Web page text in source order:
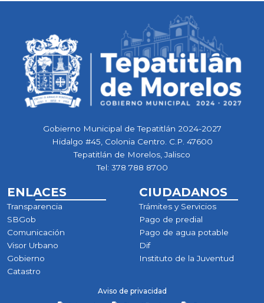
Gobierno Municipal de Tepatitlán 2024-2027
Hidalgo #45, Colonia Centro. C.P. 47600
Tepatitlán de Morelos, Jalisco
Tel: 378 788 8700
ENLACES
Transparencia
SBGob
Comunicación
Visor Urbano
Gobierno
Catastro
CIUDADANOS
Trámites y Servicios
Pago de predial
Pago de agua potable
Dif
Instituto de la Juventud
Aviso de privacidad